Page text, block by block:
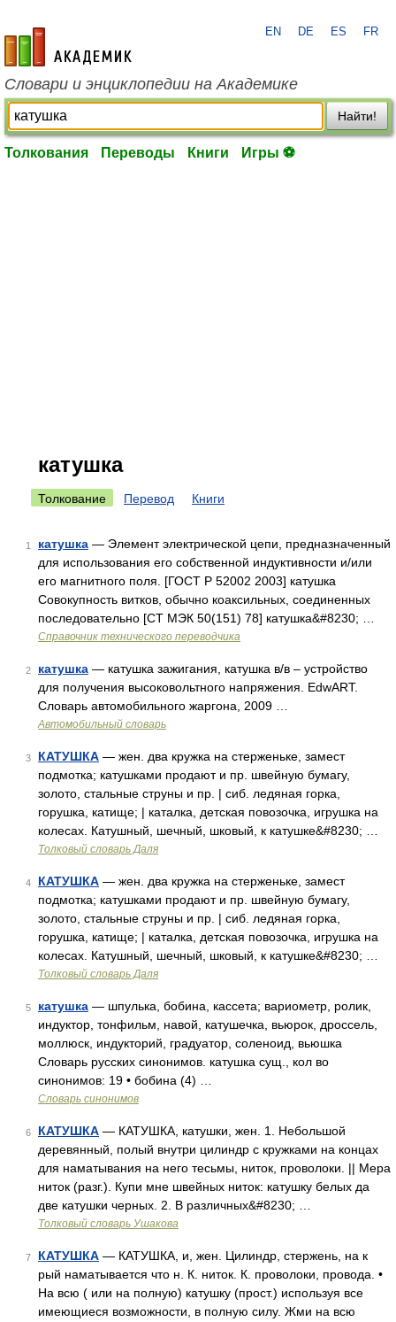
academic.ru
EN DE ES FR
Словари и энциклопедии на Академике
Найти!
Толкования Переводы Книги Игры ⚽
катушка
Толкование Перевод Книги
1 катушка — Элемент электрической цепи, предназначенный
для использования его собственной индуктивности и/или
его магнитного поля. [ГОСТ Р 52002 2003] катушка
Совокупность витков, обычно коаксильных, соединенных
последовательно [СТ МЭК 50(151) 78] катушка&#8230; …
Справочник технического переводчика
2 катушка — катушка зажигания, катушка в/в – устройство
для получения высоковольтного напряжения. EdwART.
Словарь автомобильного жаргона, 2009 …
Автомобильный словарь
3 КАТУШКА — жен. два кружка на стерженьке, замест
подмотка; катушками продают и пр. швейную бумагу,
золото, стальные струны и пр. | сиб. ледяная горка,
горушка, катище; | каталка, детская повозочка, игрушка на
колесах. Катушный, шечный, шковый, к катушке&#8230; …
Толковый словарь Даля
4 КАТУШКА — жен. два кружка на стерженьке, замест
подмотка; катушками продают и пр. швейную бумагу,
золото, стальные струны и пр. | сиб. ледяная горка,
горушка, катище; | каталка, детская повозочка, игрушка на
колесах. Катушный, шечный, шковый, к катушке&#8230; …
Толковый словарь Даля
5 катушка — шпулька, бобина, кассета; вариометр, ролик,
индуктор, тонфильм, навой, катушечка, вьюрок, дроссель,
моллюск, индукторий, градуатор, соленоид, вьюшка
Словарь русских синонимов. катушка сущ., кол во
синонимов: 19 • бобина (4) …
Словарь синонимов
6 КАТУШКА — КАТУШКА, катушки, жен. 1. Небольшой
деревянный, полый внутри цилиндр с кружками на концах
для наматывания на него тесьмы, ниток, проволоки. || Мера
ниток (разг.). Купи мне швейных ниток: катушку белых да
две катушки черных. 2. В различных&#8230; …
Толковый словарь Ушакова
7 КАТУШКА — КАТУШКА, и, жен. Цилиндр, стержень, на к
рый наматывается что н. К. ниток. К. проволоки, провода. •
На всю ( или на полную) катушку (прост.) используя все
имеющиеся возможности, в полную силу. Жми на всю